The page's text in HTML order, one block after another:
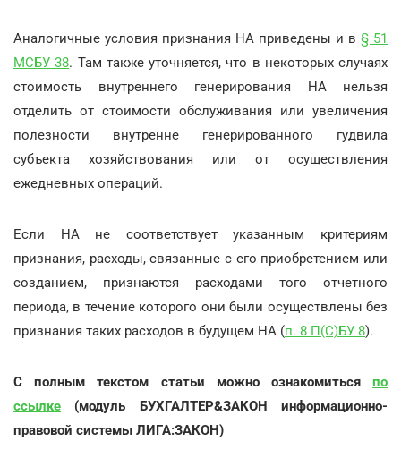
Аналогичные условия признания НА приведены и в § 51
МСБУ 38. Там также уточняется, что в некоторых случаях
стоимость внутреннего генерирования НА нельзя
отделить от стоимости обслуживания или увеличения
полезности внутренне генерированного гудвила
субъекта хозяйствования или от осуществления
ежедневных операций.
Если НА не соответствует указанным критериям
признания, расходы, связанные с его приобретением или
созданием, признаются расходами того отчетного
периода, в течение которого они были осуществлены без
признания таких расходов в будущем НА (п. 8 П(С)БУ 8).
С полным текстом статьи можно ознакомиться по
ссылке (модуль БУХГАЛТЕР&ЗАКОН информационно-
правовой системы ЛИГА:ЗАКОН)